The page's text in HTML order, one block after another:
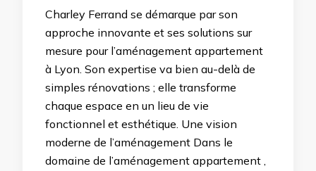
Charley Ferrand se démarque par son
approche innovante et ses solutions sur
mesure pour l’aménagement appartement
à Lyon. Son expertise va bien au-delà de
simples rénovations ; elle transforme
chaque espace en un lieu de vie
fonctionnel et esthétique. Une vision
moderne de l’aménagement Dans le
domaine de l’aménagement appartement ,